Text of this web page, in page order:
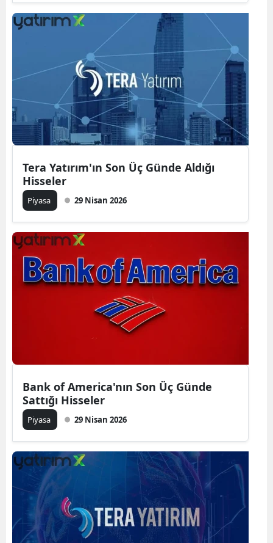
Tera Yatırım'ın Son Üç Günde Aldığı
Hisseler
Piyasa 29 Nisan 2026
Bank of America'nın Son Üç Günde
Sattığı Hisseler
Piyasa 29 Nisan 2026